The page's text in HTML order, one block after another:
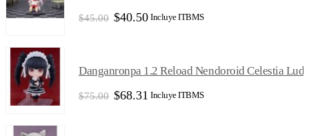
$45.00 El
$40.50El
$40.50.
Incluye ITBMS
Danganronpa 1.2 Reload Nendoroid Celestia
$75.00 El
$68.31 El
Incluye ITBMS